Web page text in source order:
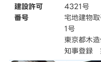
建設許可
番号
4321号
宅地建物
1号
東京都木
知事登録